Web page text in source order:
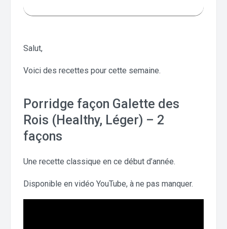
Salut,
Voici des recettes pour cette semaine.
Porridge façon Galette des
Rois (Healthy, Léger) – 2
façons
Une recette classique en ce début d’année.
Disponible en vidéo YouTube, à ne pas manquer.